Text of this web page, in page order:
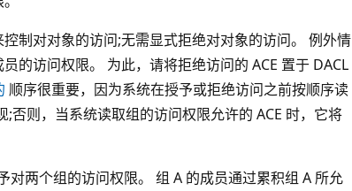
制对对象的访问;无需显式拒绝对对象的访问。 例外情
的访问权限。 为此，请将拒绝访问的 ACE 置于 DACL
顺序很重要，因为系统在授予或拒绝访问之前按顺序读
;否则，当系统读取组的访问权限允许的 ACE 时，它将
对两个组的访问权限。 组 A 的成员通过累积组 A 所允